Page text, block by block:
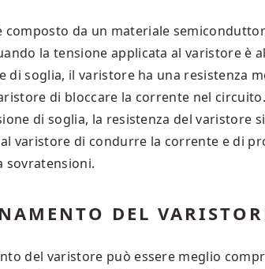
composto da un materiale
la tensione applicata al varistore è
di soglia, il varistore ha una resistenza
di bloccare la corrente nel
di soglia, la resistenza del varistore
varistore di condurre la corrente e di
sovratensioni.
DEL
del varistore può essere meglio